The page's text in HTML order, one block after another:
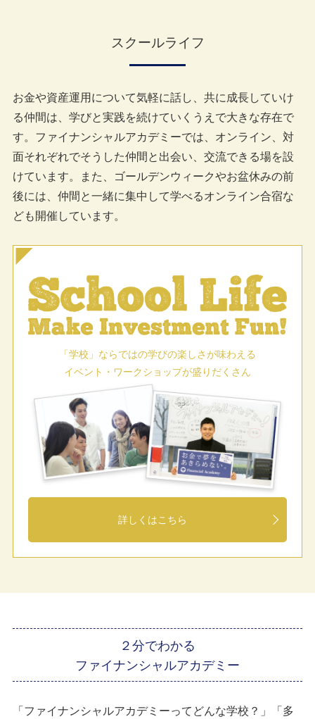
スクールライフ
お金や資産運用について気軽に話し、共に成長していけ
る仲間は、学びと実践を続けていくうえで大きな存在で
す。ファイナンシャルアカデミーでは、オンライン、対
面それぞれでそうした仲間と出会い、交流できる場を設
けています。また、ゴールデンウィークやお盆休みの前
後には、仲間と一緒に集中して学べるオンライン合宿な
ども開催しています。
「学校」ならではの学びの楽しさが味わえる
イベント・ワークショップが盛りだくさん
詳しくはこちら
２分でわかる
ファイナンシャルアカデミー
「ファイナンシャルアカデミーってどんな学校？」「多